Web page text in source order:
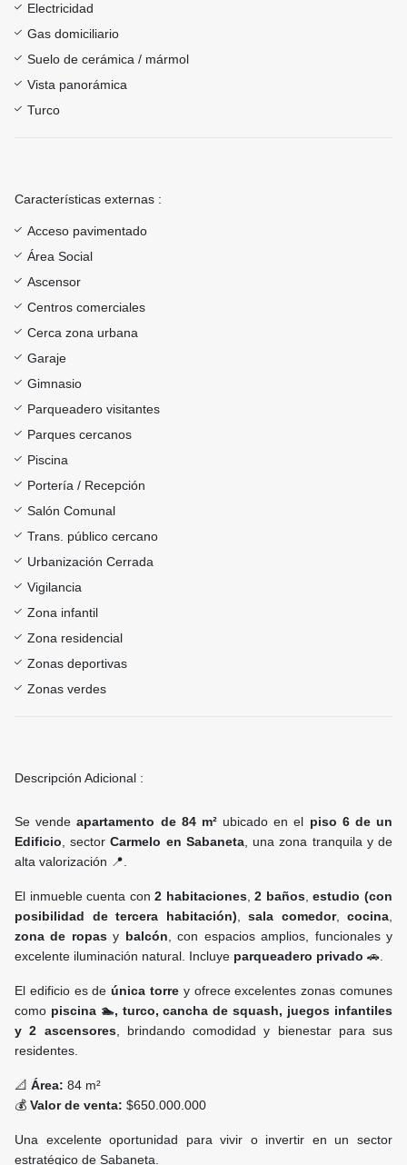
Electricidad
Gas domiciliario
Suelo de cerámica / mármol
Vista panorámica
Turco
Características externas :
Acceso pavimentado
Área Social
Ascensor
Centros comerciales
Cerca zona urbana
Garaje
Gimnasio
Parqueadero visitantes
Parques cercanos
Piscina
Portería / Recepción
Salón Comunal
Trans. público cercano
Urbanización Cerrada
Vigilancia
Zona infantil
Zona residencial
Zonas deportivas
Zonas verdes
Descripción Adicional :
Se vendeapartamento de 84 m²ubicado en el piso 6 de un
Edificio , sectorCarmelo en Sabaneta, una zona tranquila y de
alta valorización 📍.
El inmueble cuenta con2 habitaciones,2 baños,estudio (con
posibilidad de tercera habitación)
sala comedor, cocina
zona de ropasy balcón , con espacios amplios, funcionales y
excelente iluminación natural. Incluye parqueadero privado 🚗.
El edificio es deúnica torre y ofrece excelentes zonas comunes
como piscina 🏊, turco, cancha de squash, juegos infantiles
y 2 ascensores, brindando comodidad y bienestar para sus
residentes.
📐 Área: 84 m²
💰 Valor de venta: $650.000.000
Una excelente oportunidad para vivir o invertir en un sector
estratégico de Sabaneta.